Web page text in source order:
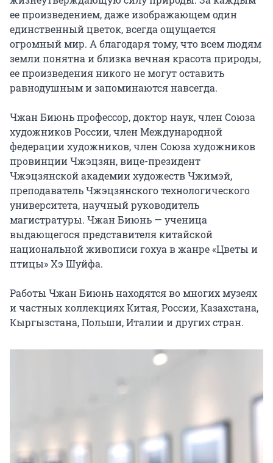
ее произведением, даже изображающем один
единственный цветок, всегда ощущается
огромный мир. А благодаря тому, что всем людям
земли понятна и близка вечная красота природы,
ее произведения никого не могут оставить
равнодушным и запоминаются навсегда.
Чжан Биюнь профессор, доктор наук, член Союза
художников России, член Международной
федерации художников, член Союза художников
провинции Чжэцзян, вице-президент
Чжэцзянской академии художеств Чжимэй,
преподаватель Чжэцзянского технологического
университета, научный руководитель
магистратуры. Чжан Биюнь — ученица
выдающегося представителя китайской
национальной живописи гохуа в жанре «Цветы и
птицы» Хэ Шуйфа.
Работы Чжан Биюнь находятся во многих музеях
и частных коллекциях Китая, России, Казахстана,
Кыргызстана, Польши, Италии и других стран.